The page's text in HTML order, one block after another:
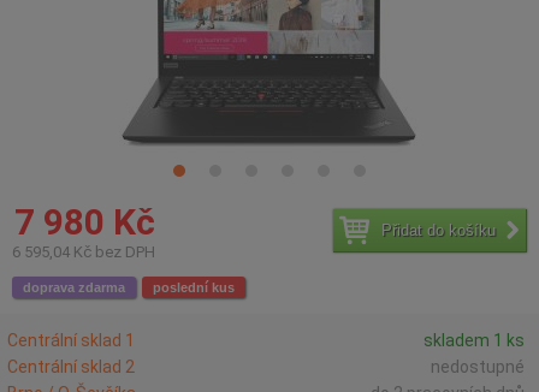
7 980 Kč
6 595,04 Kč bez DPH
Přidat do košíku
doprava zdarma poslední kus
Centrální sklad 1
skladem 1 ks
Centrální sklad 2
nedostupné